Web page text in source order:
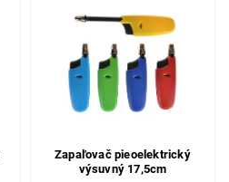
Zapaľovač pieoelektrický
výsuvný 17,5cm